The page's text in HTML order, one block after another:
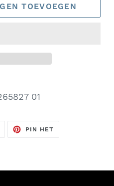
TOEVOEGEN
01
PIN HET